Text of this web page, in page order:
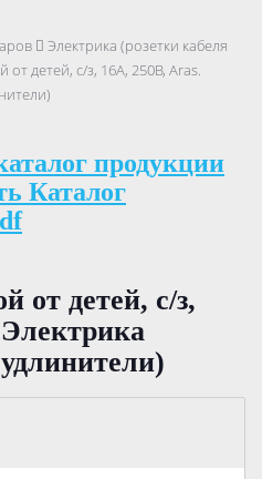
Электрика (розетки кабеля
от детей, с/з, 16А, 250В, Aras.
продукции
Каталог
от детей, с/з,